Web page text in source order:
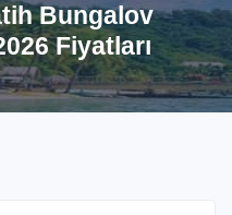
Bungalov
Fiyatları